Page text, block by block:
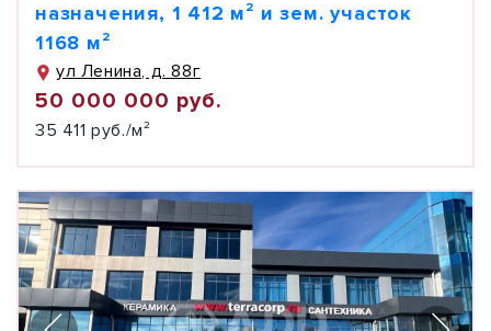
назначения, 1 412 м² и зем. участок
1168 м²
ул Ленина, д. 88г
50 000 000 руб.
35 411 руб./м²